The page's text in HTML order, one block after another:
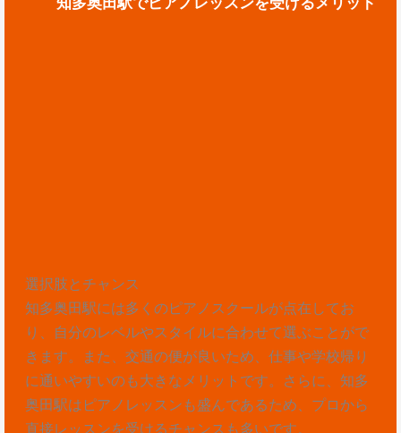
選択肢とチャンス
知多奥田駅には多くのピアノスクールが点在してお
り、自分のレベルやスタイルに合わせて選ぶことがで
きます。また、交通の便が良いため、仕事や学校帰り
に通いやすいのも大きなメリットです。さらに、知多
奥田駅はピアノレッスンも盛んであるため、プロから
直接レッスンを受けるチャンスも多いです。